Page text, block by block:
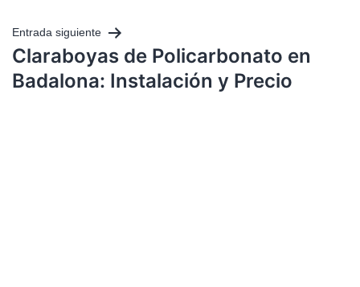
Entrada siguiente
Claraboyas de Policarbonato en
Badalona: Instalación y Precio